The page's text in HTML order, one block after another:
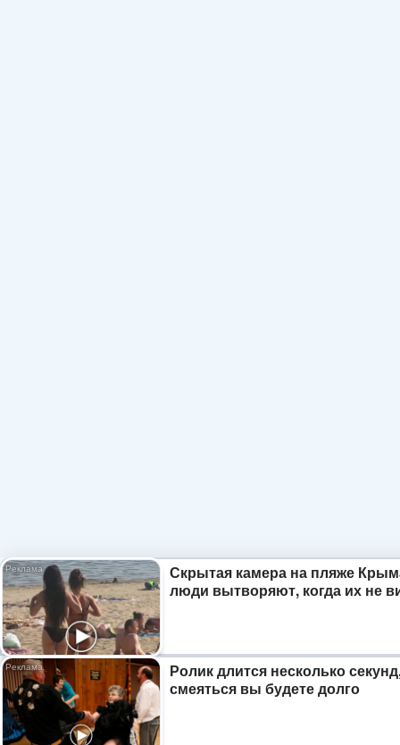
Скрытая камера на пляже
люди вытворяют, когда их не
Ролик длится несколько
смеяться вы будете долго